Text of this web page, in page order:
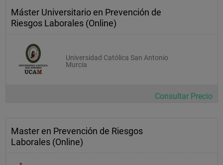
Máster Universitario en Prevención de
Riesgos Laborales (Online)
Universidad Católica San Antonio
Murcia
Consultar Precio
Master en Prevención de Riesgos
Laborales (Online)